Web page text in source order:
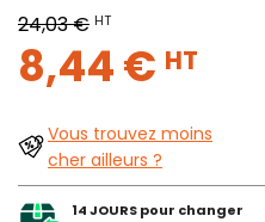
24,03 € HT
8,44 € HT
Vous trouvez moins
cher ailleurs ?
14 JOURS pour changer